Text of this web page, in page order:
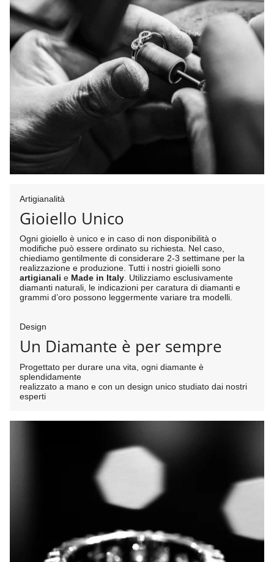
Artigianalità
Gioiello Unico
Ogni gioiello è unico e in caso di non disponibilità o
modifiche può essere ordinato su richiesta. Nel caso,
chiediamo gentilmente di considerare 2-3 settimane per la
realizzazione e produzione. Tutti i nostri gioielli sono
artigianali e Made in Italy . Utilizziamo esclusivamente
diamanti naturali, le indicazioni per caratura di diamanti e
grammi d’oro possono leggermente variare tra modelli.
Design
Un Diamante è per sempre
Progettato per durare una vita, ogni diamante è
splendidamente
realizzato a mano e con un design unico studiato dai nostri
esperti